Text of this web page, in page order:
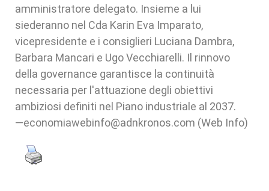
amministratore delegato. Insieme a lui
siederanno nel Cda Karin Eva Imparato,
vicepresidente e i consiglieri Luciana Dambra,
Barbara Mancari e Ugo Vecchiarelli. Il rinnovo
della governance garantisce la continuità
necessaria per l'attuazione degli obiettivi
ambiziosi definiti nel Piano industriale al 2037.
—economiawebinfo@adnkronos.com (Web Info)